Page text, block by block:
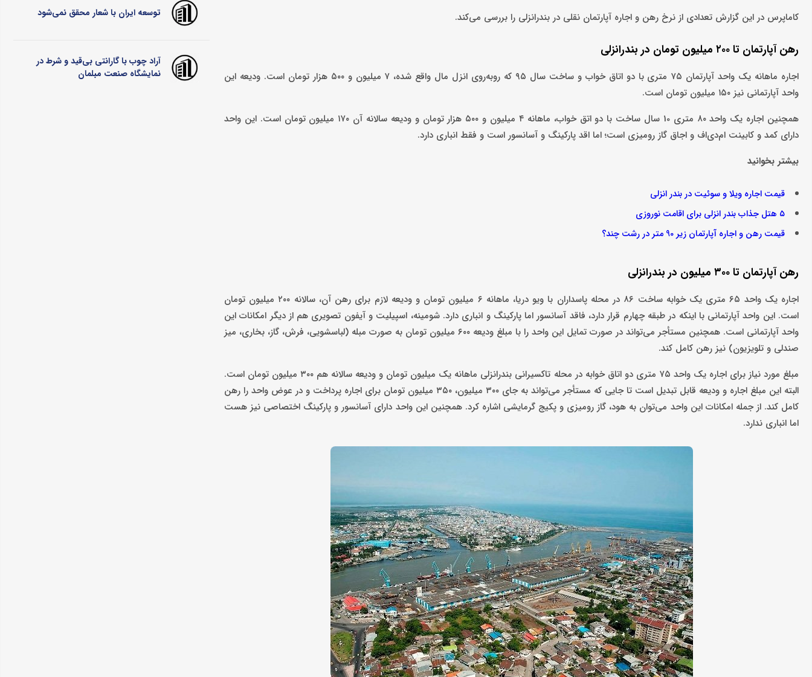
کاماپرس در این گزارش تعدادی از نرخ رهن و اجاره آپارتمان نقلی در بندرانزلی را بررسی می‌کند.
رهن آپارتمان تا ۲۰۰ میلیون تومان در بندرانزلی
اجاره ماهانه یک واحد آپارتمان ۷۵ متری با دو اتاق خواب و ساخت سال ۹۵ که روبه‌روی انزل مال واقع شده، ۷ میلیون و ۵۰۰ هزار تومان است. ودیعه این
واحد آپارتمانی نیز ۱۵۰ میلیون تومان است.
همچنین اجاره یک واحد ۸۰ متری 10 سال ساخت با دو اتق خواب، ماهانه ۴ میلیون و ۵۰۰ هزار تومان و ودیعه سالانه آن ۱۷۰ میلیون تومان است. این واحد
دارای کمد و کابینت ام‌دی‌اف و اجاق گاز رومیزی است؛ اما اقد پارکینگ و آسانسور است و فقط انباری دارد.
بیشتر بخوانید
قیمت اجاره ویلا و سوئیت در بندر انزلی
۵ هتل جذاب بندر انزلی برای اقامت نوروزی
قیمت رهن و اجاره آپارتمان زیر 90 متر در رشت چند؟
رهن آپارتمان تا ۳۰۰ میلیون در بندرانزلی
اجاره یک واحد ۶۵ متری یک خوابه ساخت ۸۶ در محله پاسداران با ویو دریا، ماهانه ۶ میلیون تومان و ودیعه لازم برای رهن آن، سالانه ۲۰۰ میلیون تومان
است. این واحد آپارتمانی با اینکه در طبقه چهارم قرار دارد، فاقد آسانسور اما پارکینگ و انباری دارد. شومینه، اسپیلیت و آیفون تصویری هم از دیگر امکانات این
واحد آپارتمانی است. همچنین مستأجر می‌تواند در صورت تمایل این واحد را با مبلغ ودیعه ۶۰۰ میلیون تومان به صورت مبله (لباسشویی، فرش، گاز، بخاری، میز
صندلی و تلویزیون) نیز رهن کامل کند.
مبلغ مورد نیاز برای اجاره یک واحد ۷۵ متری دو اتاق خوابه در محله تاکسیرانی بندرانزلی ماهانه یک میلیون تومان و ودیعه سالانه هم ۳۰۰ میلیون تومان است.
البته این مبلغ اجاره و ودیعه قابل تبدیل است تا جایی که مستأجر می‌تواند به جای ۳۰۰ میلیون، ۳۵۰ میلیون تومان برای اجاره پرداخت و در عوض واحد را رهن
کامل کند. از جمله امکانات این واحد می‌توان به هود، گاز رومیزی و پکیج گرمایشی اشاره کرد. همچنین این واحد دارای آسانسور و پارکینگ اختصاصی نیز هست
اما انباری ندارد.
توسعه ایران با شعار محقق نمی‌شود
آراد چوب با گارانتی بی‌قید و شرط در
نمایشگاه صنعت مبلمان